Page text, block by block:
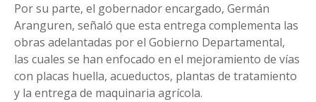
Por su parte, el gobernador encargado, Germán
Aranguren, señaló que esta entrega complementa las
obras adelantadas por el Gobierno Departamental,
las cuales se han enfocado en el mejoramiento de vías
con placas huella, acueductos, plantas de tratamiento
y la entrega de maquinaria agrícola.